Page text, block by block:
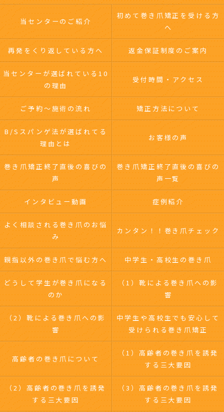
当センターのご紹介
初めて巻き爪矯正を受ける方
へ
再発をくり返している方へ 返金保証制度のご案内
当センターが選ばれている10
の理由
受付時間・アクセス
ご予約～施術の流れ 矯正方法について
B/Sスパンゲ法が選ばれてる
理由とは
お客様の声
巻き爪矯正終了直後の喜びの
声
巻き爪矯正終了直後の喜びの
声一覧
インタビュー動画 症例紹介
よく相談される巻き爪のお悩
み
カンタン！！巻き爪チェック
親指以外の巻き爪で悩む方へ 中学生・高校生の巻き爪
どうして学生が巻き爪になる
のか
（1）靴による巻き爪への影
響
（2）靴による巻き爪への影
響
中学生や高校生でも安心して
受けられる巻き爪矯正
高齢者の巻き爪について
（1）高齢者の巻き爪を誘発
する三大要因
（2）高齢者の巻き爪を誘発
する三大要因
（3）高齢者の巻き爪を誘発
する三大要因